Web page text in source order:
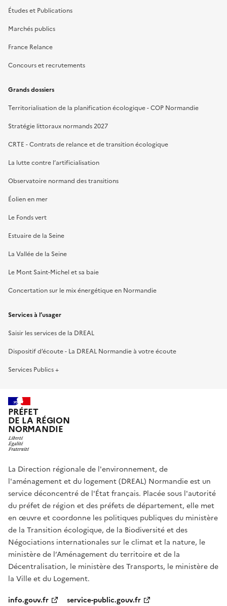
Études et Publications
Marchés publics
France Relance
Concours et recrutements
Grands dossiers
Territorialisation de la planification écologique - COP Normandie
Stratégie littoraux normands 2027
CRTE - Contrats de relance et de transition écologique
La lutte contre l’artificialisation
Observatoire normand des transitions
Éolien en mer
Le Fonds vert
Estuaire de la Seine
La Vallée de la Seine
Le Mont Saint-Michel et sa baie
Concertation sur le mix énergétique en Normandie
Services à l’usager
Saisir les services de la DREAL
Dispositif d’écoute - La DREAL Normandie à votre écoute
Services Publics +
PRÉFET
DE LA RÉGION
NORMANDIE
La Direction régionale de l'environnement, de
l'aménagement et du logement (DREAL) Normandie est un
service déconcentré de l'État français. Placée sous l'autorité
du préfet de région et des préfets de département, elle met
en œuvre et coordonne les politiques publiques du ministère
de la Transition écologique, de la Biodiversité et des
Négociations internationales sur le climat et la nature, le
ministère de l’Aménagement du territoire et de la
Décentralisation, le ministère des Transports, le ministère de
la Ville et du Logement.
info.gouv.fr
service-public.gouv.fr